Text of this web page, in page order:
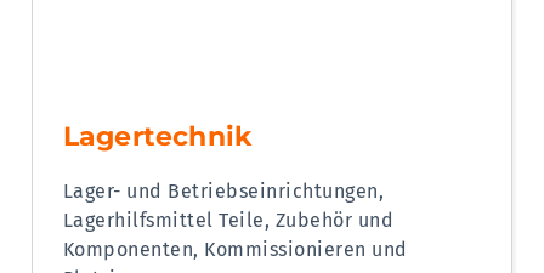
Lagertechnik
Lager- und Betriebseinrichtungen,
Lagerhilfsmittel Teile, Zubehör und
Komponenten, Kommissionieren und
Platzieren